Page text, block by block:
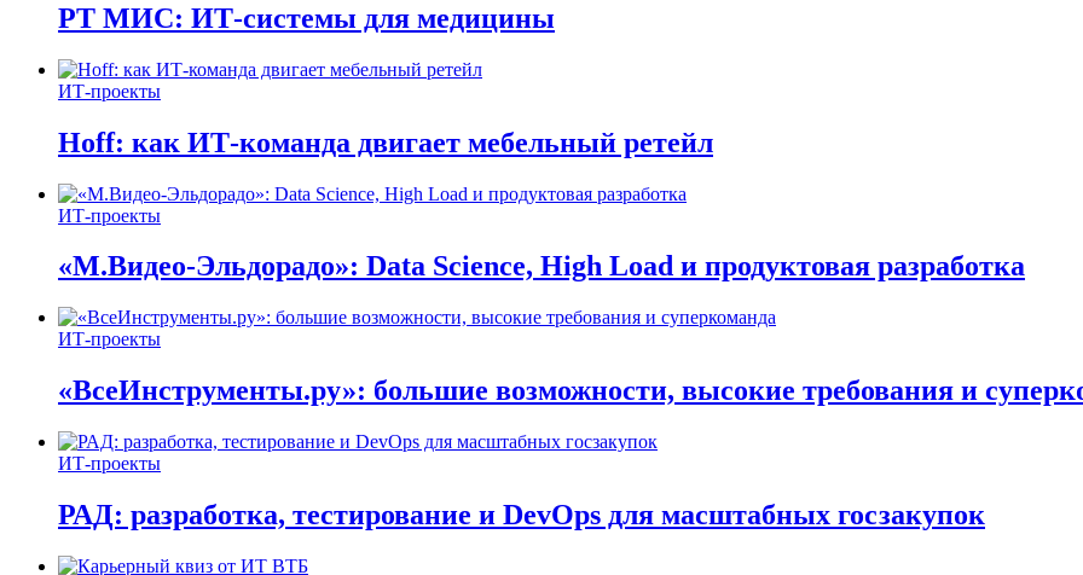
РТ МИС: ИТ-системы для медицины
ИТ-проекты
Hoff: как ИТ-команда двигает мебельный ретейл
ИТ-проекты
«М.Видео-Эльдорадо»: Data Science, High Load и продуктовая разработка
ИТ-проекты
«ВсеИнструменты.ру»: большие возможности, высокие требования и
ИТ-проекты
РАД: разработка, тестирование и DevOps для масштабных госзакупок